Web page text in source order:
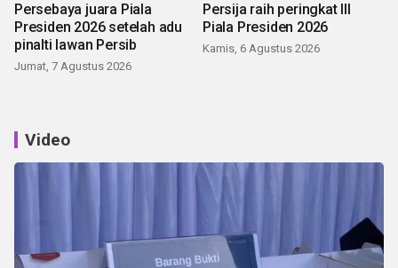
Persebaya juara Piala
Presiden 2026 setelah adu
pinalti lawan Persib
Jumat, 7 Agustus 2026
Persija raih peringkat III
Piala Presiden 2026
Kamis, 6 Agustus 2026
Video